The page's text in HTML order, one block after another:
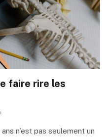
faire rire les
n’est pas seulement un